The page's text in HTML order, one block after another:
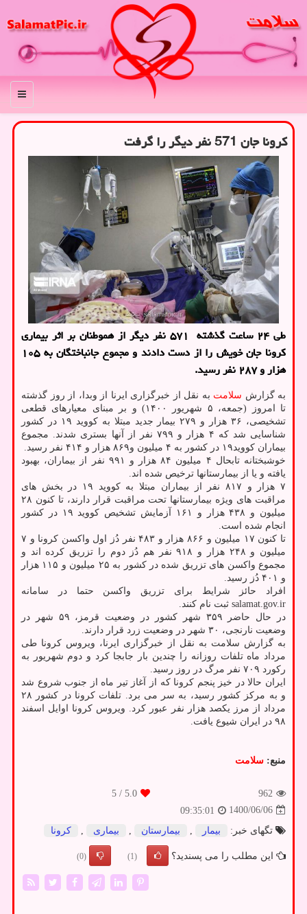
منو
کرونا جان 571 نفر دیگر را گرفت
طی ۲۴ ساعت گذشته ۵۷۱ نفر دیگر از هموطنان بر اثر بیماری
کرونا جان خویش را از دست دادند و مجموع جانباختگان به ۱۰۵
هزار و ۲۸۷ نفر رسید.
به گزارش سلامت به نقل از خبرگزاری ایرنا از وبدا، از روز گذشته
تا امروز (جمعه، ۵ شهریور ۱۴۰۰) و بر مبنای معیارهای قطعی
تشخیصی، ۳۶ هزار و ۲۷۹ بیمار جدید مبتلا به کووید ۱۹ در کشور
شناسایی شد که ۴ هزار و ۷۹۹ نفر از آنها بستری شدند. مجموع
بیماران کووید۱۹ در کشور به ۴ میلیون و۸۶۹ هزار و ۴۱۴ نفر رسید.
خوشبختانه تابحال ۴ میلیون ۸۴ هزار و ۹۹۱ نفر از بیماران، بهبود
یافته و یا از بیمارستانها ترخیص شده اند.
۷ هزار و ۸۱۷ نفر از بیماران مبتلا به کووید ۱۹ در بخش های
مراقبت های ویژه بیمارستانها تحت مراقبت قرار دارند، تا کنون ۲۸
میلیون و ۴۳۸ هزار و ۱۶۱ آزمایش تشخیص کووید ۱۹ در کشور
انجام شده است.
تا کنون ۱۷ میلیون و ۸۶۶ هزار و ۴۸۳ نفر دُز اول واکسن کرونا و ۷
میلیون و ۲۴۸ هزار و ۹۱۸ نفر هم دُز دوم را تزریق کرده اند و
مجموع واکسن های تزریق شده در کشور به ۲۵ میلیون و ۱۱۵ هزار
و ۴۰۱ دُز رسید.
افراد حائز شرایط برای تزریق واکسن حتما در سامانه
salamat.gov.ir ثبت نام کنند.
در حال حاضر ۳۵۹ شهر کشور در وضعیت قرمز، ۵۹ شهر در
وضعیت نارنجی، ۳۰ شهر در وضعیت زرد قرار دارند.
به گزارش سلامت به نقل از خبرگزاری ایرنا، ویروس کرونا طی
مرداد ماه تلفات روزانه را چندین بار جابجا کرد و دوم شهریور به
رکورد ۷۰۹ نفر مرگ در روز رسید.
ایران حالا در خیز پنجم کرونا که از آغاز تیر ماه از جنوب شروع شد
و به مرکز کشور رسید، به سر می برد. تلفات کرونا در کشور ۲۸
مرداد از مرز یکصد هزار نفر عبور کرد. ویروس کرونا اوایل اسفند
۹۸ در ایران شیوع یافت.
منبع: سلامت
962
5.0
/ 5
1400/06/06
09:35:01
تگهای خبر:
بیمار , بیمارستان , بیماری , كرونا
این مطلب را می پسندید؟ (1)
(0)